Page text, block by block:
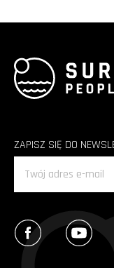
ZAPISZ SIĘ DO
Facebook